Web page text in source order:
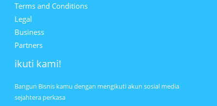
Terms and Conditions
Legal
Business
Partners
ikuti kami!
Bangun Bisnis kamu dengan mengikuti akun sosial media
sejahtera perkasa